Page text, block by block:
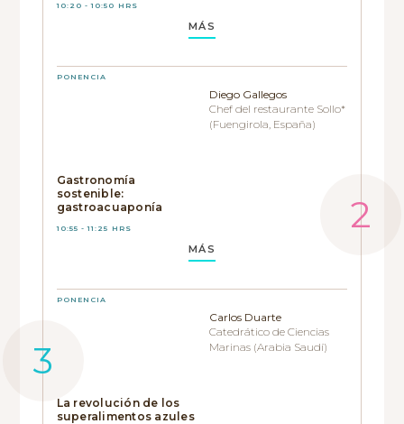
10:20 - 10:50 HRS
MÁS
PONENCIA
Gastronomía
sostenible:
gastroacuaponía
10:55 - 11:25 HRS
Diego Gallegos
Chef del restaurante Sollo*
(Fuengirola, España)
MÁS
PONENCIA
La revolución de los
superalimentos azules
Carlos Duarte
Catedrático de Ciencias
Marinas (Arabia Saudí)